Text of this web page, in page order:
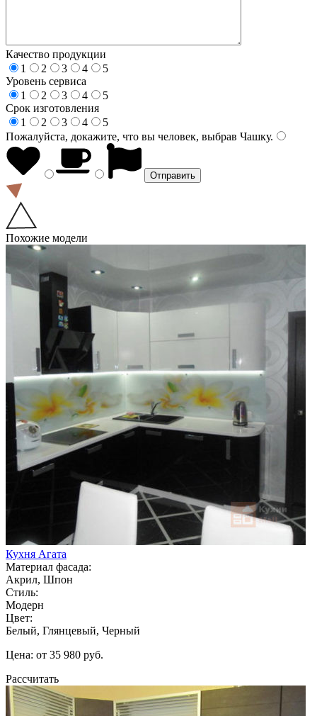
Качество продукции
1
2 3 4
5
Уровень сервиса
1
2 3 4
5
Срок изготовления
1
2 3 4
5
Пожалуйста, докажите, что вы человек, выбрав Чашку.
Похожие модели
Кухня Агата
Материал фасада:
Акрил, Шпон
Стиль:
Модерн
Цвет:
Белый, Глянцевый, Черный
Цена: от 35 980 руб.
Рассчитать